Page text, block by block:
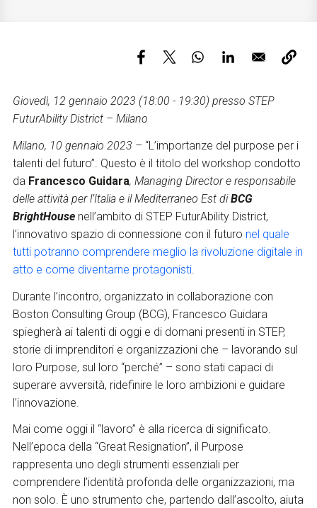
Giovedì, 12 gennaio 2023 (18:00 - 19:30) presso STEP
FuturAbility District – Milano
Milano, 10 gennaio 2023 – “L’importanze del purpose per i
talenti del futuro”. Questo è il titolo del workshop condotto
da Francesco Guidara, Managing Director e responsabile
delle attività per l’Italia e il Mediterraneo Est diBCG
BrightHousenell’ambito di STEP FuturAbility District,
l’innovativo spazio di connessione con il futuro nel quale
tutti potranno comprendere meglio la rivoluzione digitale in
atto e come diventarne protagonisti.
Durante l’incontro, organizzato in collaborazione con
Boston Consulting Group (BCG), Francesco Guidara
spiegherà ai talenti di oggi e di domani presenti in STEP,
storie di imprenditori e organizzazioni che – lavorando sul
loro Purpose, sul loro “perché” – sono stati capaci di
superare avversità, ridefinire le loro ambizioni e guidare
l’innovazione.
Mai come oggi il “lavoro” è alla ricerca di significato.
Nell’epoca della “Great Resignation”, il Purpose
rappresenta uno degli strumenti essenziali per
comprendere l’identità profonda delle organizzazioni, ma
non solo. È uno strumento che, partendo dall’ascolto, aiuta